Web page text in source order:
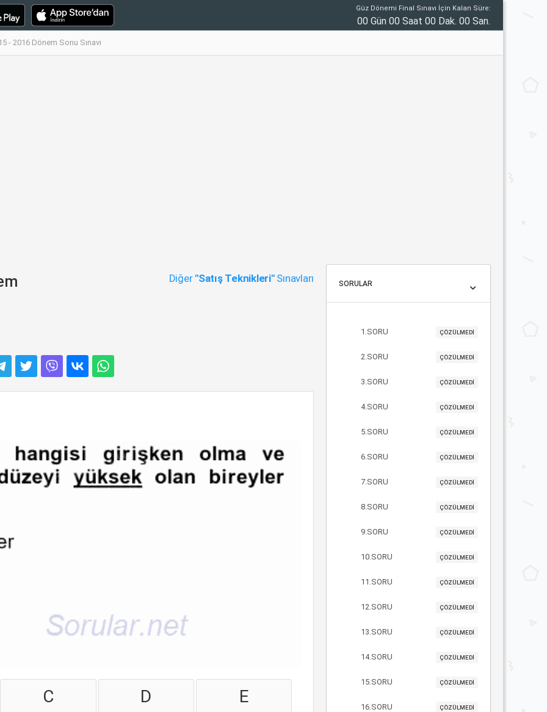
Güz Dönemi Final Sınavı İçin Kalan Süre:
00 Gün 00 Saat 00 Dak. 00 San.
- 2016 Dönem Sonu Sınavı
Diğer "Satış Teknikleri"Sınavları
C D E
SORULAR
1.SORU ÇÖZÜLMEDİ
2.SORU ÇÖZÜLMEDİ
3.SORU ÇÖZÜLMEDİ
4.SORU ÇÖZÜLMEDİ
5.SORU ÇÖZÜLMEDİ
6.SORU ÇÖZÜLMEDİ
7.SORU ÇÖZÜLMEDİ
8.SORU ÇÖZÜLMEDİ
9.SORU ÇÖZÜLMEDİ
10.SORU ÇÖZÜLMEDİ
11.SORU ÇÖZÜLMEDİ
12.SORU ÇÖZÜLMEDİ
13.SORU ÇÖZÜLMEDİ
14.SORU ÇÖZÜLMEDİ
15.SORU ÇÖZÜLMEDİ
16.SORU ÇÖZÜLMEDİ